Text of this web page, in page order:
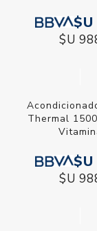
$U
Thermal
$U